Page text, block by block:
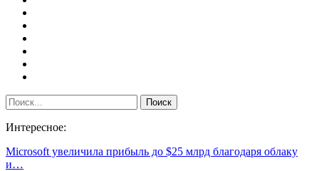
Интересное:
Microsoft увеличила прибыль до $25 млрд благодаря облаку
и…